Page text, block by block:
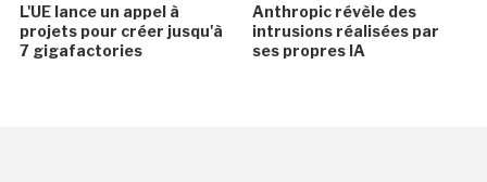
L'UE lance un appel à
projets pour créer jusqu'à
7 gigafactories
Anthropic révèle des
intrusions réalisées par
ses propres IA